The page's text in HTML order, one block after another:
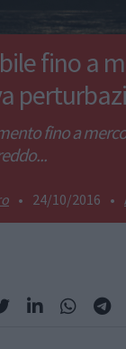
fino a
fino a
• 24/10/2016 •